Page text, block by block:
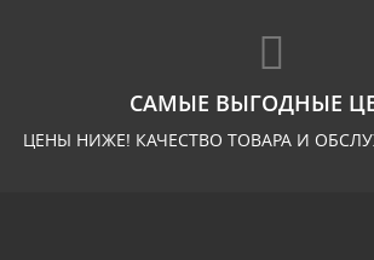
САМЫЕ ВЫГОДНЫЕ
ЦЕНЫ НИЖЕ! КАЧЕСТВО ТОВАРА И